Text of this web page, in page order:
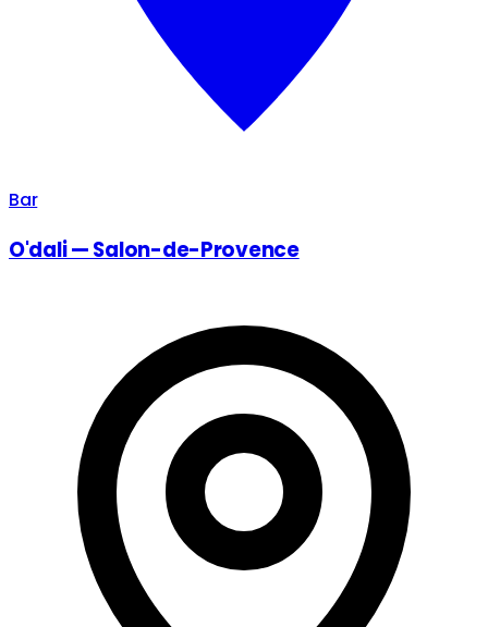
Bar
O'dali — Salon-de-Provence